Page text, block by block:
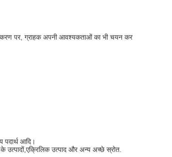
पर, ग्राहक अपनी आवश्यकताओं का भी चयन कर
पदार्थ आदि।
उत्पादों,एक्रिलिक उत्पाद और अन्य अच्छे स्रोत.